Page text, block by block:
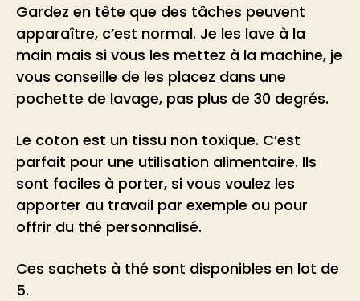
Gardez en tête que des tâches peuvent
apparaître, c’est normal. Je les lave à la
main mais si vous les mettez à la machine, je
vous conseille de les placez dans une
pochette de lavage, pas plus de 30 degrés.
Le coton est un tissu non toxique. C’est
parfait pour une utilisation alimentaire. Ils
sont faciles à porter, si vous voulez les
apporter au travail par exemple ou pour
offrir du thé personnalisé.
Ces sachets à thé sont disponibles en lot de
5.